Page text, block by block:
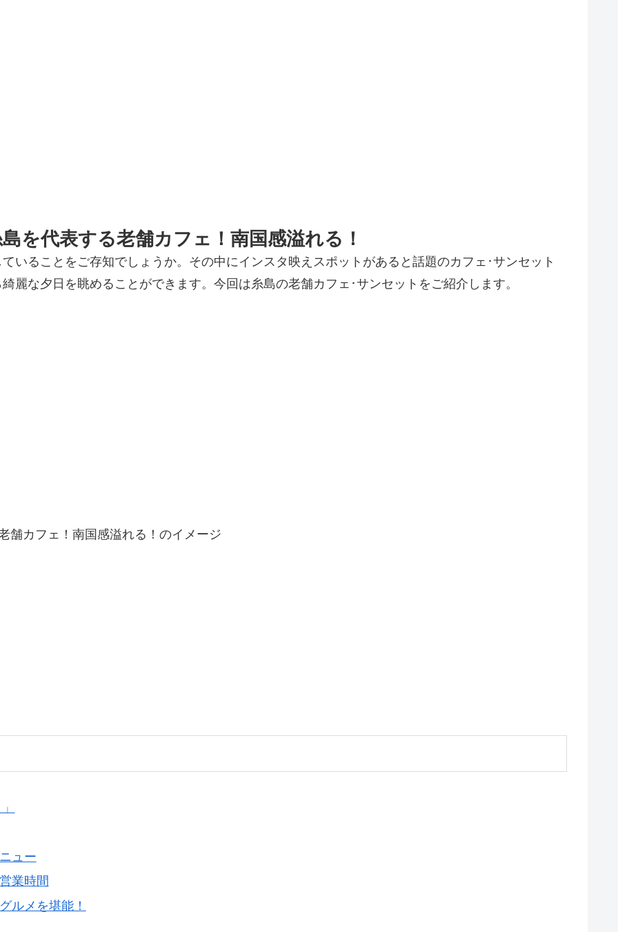
を代表する老舗カフェ！南国感溢れる！
いることをご存知でしょうか。その中にインスタ映えスポットがあると話題のカフェ･サンセット
麗な夕日を眺めることができます。今回は糸島の老舗カフェ･サンセットをご紹介します。
ュー
業時間
ルメを堪能！